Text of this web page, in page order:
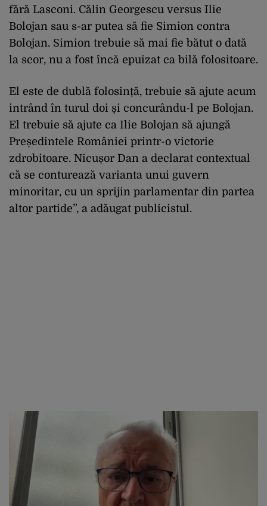
fără Lasconi. Călin Georgescu versus Ilie
Bolojan sau s-ar putea să fie Simion contra
Bolojan. Simion trebuie să mai fie bătut o dată
la scor, nu a fost încă epuizat ca bilă folositoare.
El este de dublă folosință, trebuie să ajute acum
intrând în turul doi și concurându-l pe Bolojan.
El trebuie să ajute ca Ilie Bolojan să ajungă
Președintele României printr-o victorie
zdrobitoare. Nicușor Dan a declarat contextual
că se conturează varianta unui guvern
minoritar, cu un sprijin parlamentar din partea
altor partide”, a adăugat publicistul.